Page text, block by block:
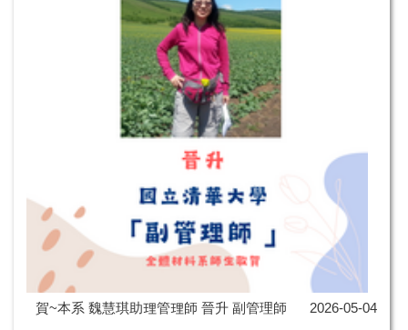
賀~本系 魏慧琪助理管理師 晉升 副管理師 2026-05-04